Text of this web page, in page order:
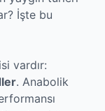
İşte bu
vardır:
. Anabolik